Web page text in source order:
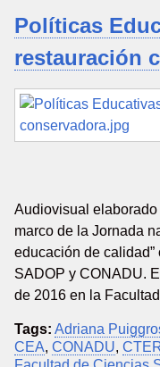
Políticas
restauración
Audiovisual
marco de la Jornada
educación de
SADOP y CONADU.
de 2016 en la
Tags: Adriana
CEA, CONADU,